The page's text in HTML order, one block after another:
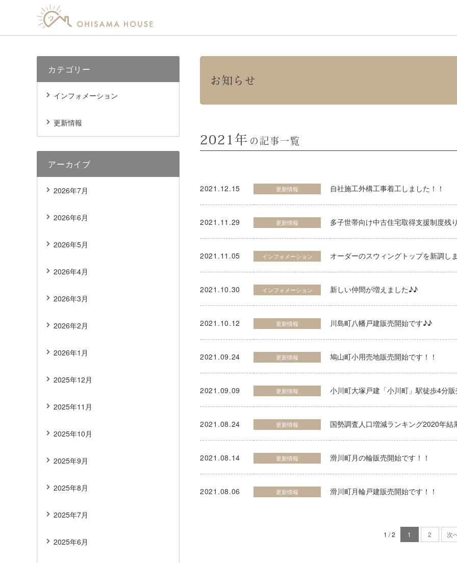
お知らせ
2021年 の記事一覧
2021.12.15 更新情報 自社施工外構工事着工しました！！
2021.11.29 更新情報 多子世帯向け中古住宅取得支援制度残
2021.11.05 インフォメーション オーダーのスウィングトップを新調し
2021.10.30 インフォメーション 新しい仲間が増えました♪♪
2021.10.12 更新情報 川島町八幡戸建販売開始です♪♪
2021.09.24 更新情報 鳩山町小用売地販売開始です！！
2021.09.09 更新情報 小川町大塚戸建「小川町」駅徒歩4分
2021.08.24 更新情報 国勢調査人口増減ランキング2020年結
2021.08.14 更新情報 滑川町月の輪販売開始です！！
2021.08.06 更新情報 滑川町月輪戸建販売開始です！！
1 / 2 1 2 次
カテゴリー
インフォメーション
更新情報
アーカイブ
2026年7月
2026年6月
2026年5月
2026年4月
2026年3月
2026年2月
2026年1月
2025年12月
2025年11月
2025年10月
2025年9月
2025年8月
2025年7月
2025年6月